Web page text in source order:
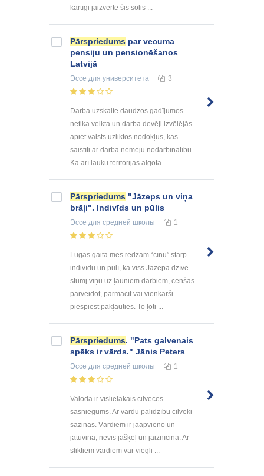
kārtīgi jāizvērtē šis solis ...
Pārspriedums par vecuma
pensiju un pensionēšanos
Latvijā
Эссе для университета 3
Darba uzskaite daudzos gadījumos
netika veikta un darba devēji izvēlējās
apiet valsts uzliktos nodokļus, kas
saistīti ar darba ņēmēju nodarbinātību.
Kā arī lauku teritorijās algota ...
Pārspriedums "Jāzeps un viņa
brāļi". Indivīds un pūlis
Эссе для средней школы 1
Lugas gaitā mēs redzam “cīnu” starp
indivīdu un pūlī, ka viss Jāzepa dzīvē
stumj viņu uz ļauniem darbiem, cenšas
pārveidot, pārmācīt vai vienkārši
piespiest pakļauties. To ļoti ...
Pārspriedums. "Pats galvenais
spēks ir vārds." Jānis Peters
Эссе для средней школы 1
Valoda ir vislielākais cilvēces
sasniegums. Ar vārdu palīdzību cilvēki
sazinās. Vārdiem ir jāapvieno un
jātuvina, nevis jāšķeļ un jāiznīcina. Ar
sliktiem vārdiem var viegli ...